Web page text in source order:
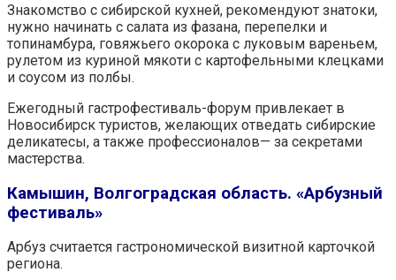
Знакомство с сибирской кухней, рекомендуют знатоки,
нужно начинать с салата из фазана, перепелки и
топинамбура, говяжьего окорока с луковым вареньем,
рулетом из куриной мякоти с картофельными клецками
и соусом из полбы.
Ежегодный гастрофестиваль-форум привлекает в
Новосибирск туристов, желающих отведать сибирские
деликатесы, а также профессионалов— за секретами
мастерства.
Камышин, Волгоградская область. «Арбузный
фестиваль»
Арбуз считается гастрономической визитной карточкой
региона.